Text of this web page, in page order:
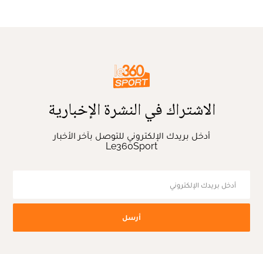
الاشتراك في النشرة الإخبارية
أدخل بريدك الإلكتروني للتوصل بآخر الأخبار
Le360Sport
أرسل